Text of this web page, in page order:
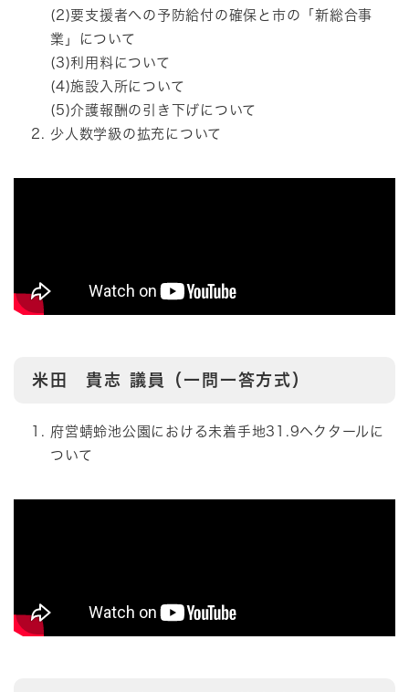
(2)要支援者への予防給付の確保と市の「新総合事
業」について
(3)利用料について
(4)施設入所について
(5)介護報酬の引き下げについて
少人数学級の拡充について
米田 貴志 議員（一問一答方式）
府営蜻蛉池公園における未着手地31.9ヘクタールに
ついて